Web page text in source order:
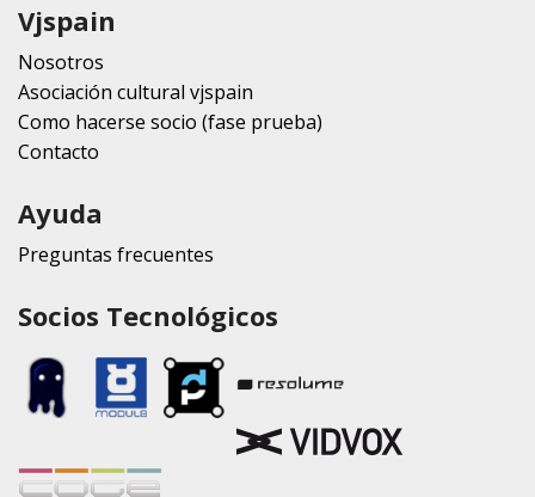
Vjspain
Nosotros
Asociación cultural vjspain
Como hacerse socio (fase prueba)
Contacto
Ayuda
Preguntas frecuentes
Socios Tecnológicos